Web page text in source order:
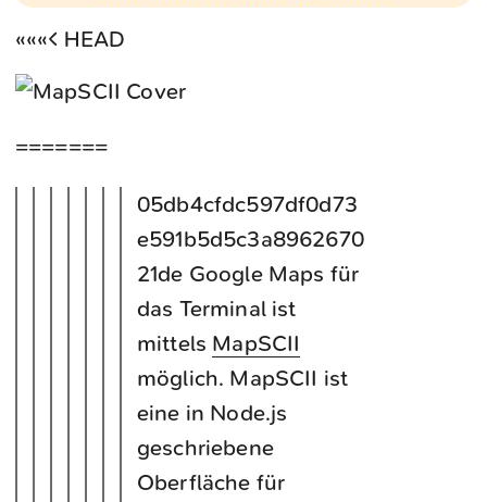
«««< HEAD
=======
05db4cfdc597df0d73
e591b5d5c3a8962670
21de Google Maps für
das Terminal ist
mittels MapSCII
möglich. MapSCII ist
eine in Node.js
geschriebene
Oberfläche für